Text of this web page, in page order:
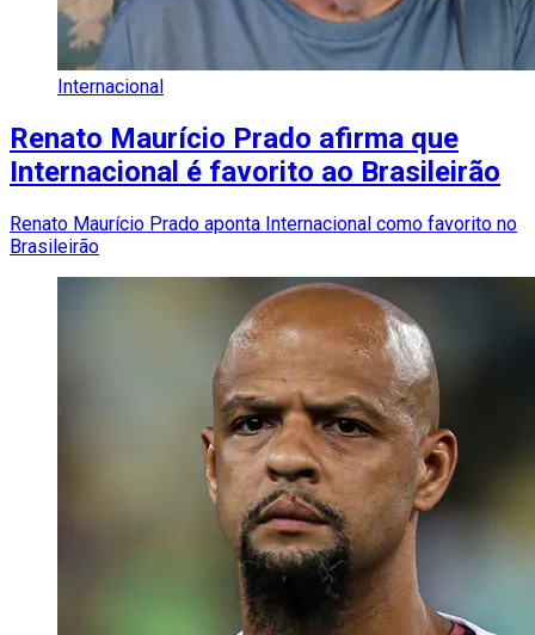
Internacional
Renato Maurício Prado afirma que
Internacional é favorito ao Brasileirão
Renato Maurício Prado aponta Internacional como favorito no
Brasileirão